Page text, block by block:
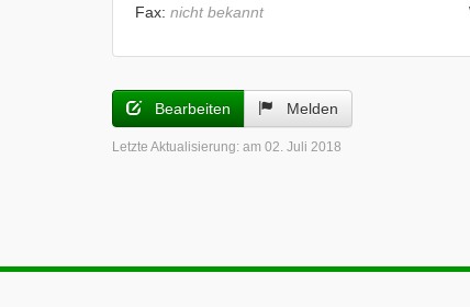
Fax: nicht bekannt
Bearbeiten Melden
Letzte Aktualisierung: am 02. Juli 2018